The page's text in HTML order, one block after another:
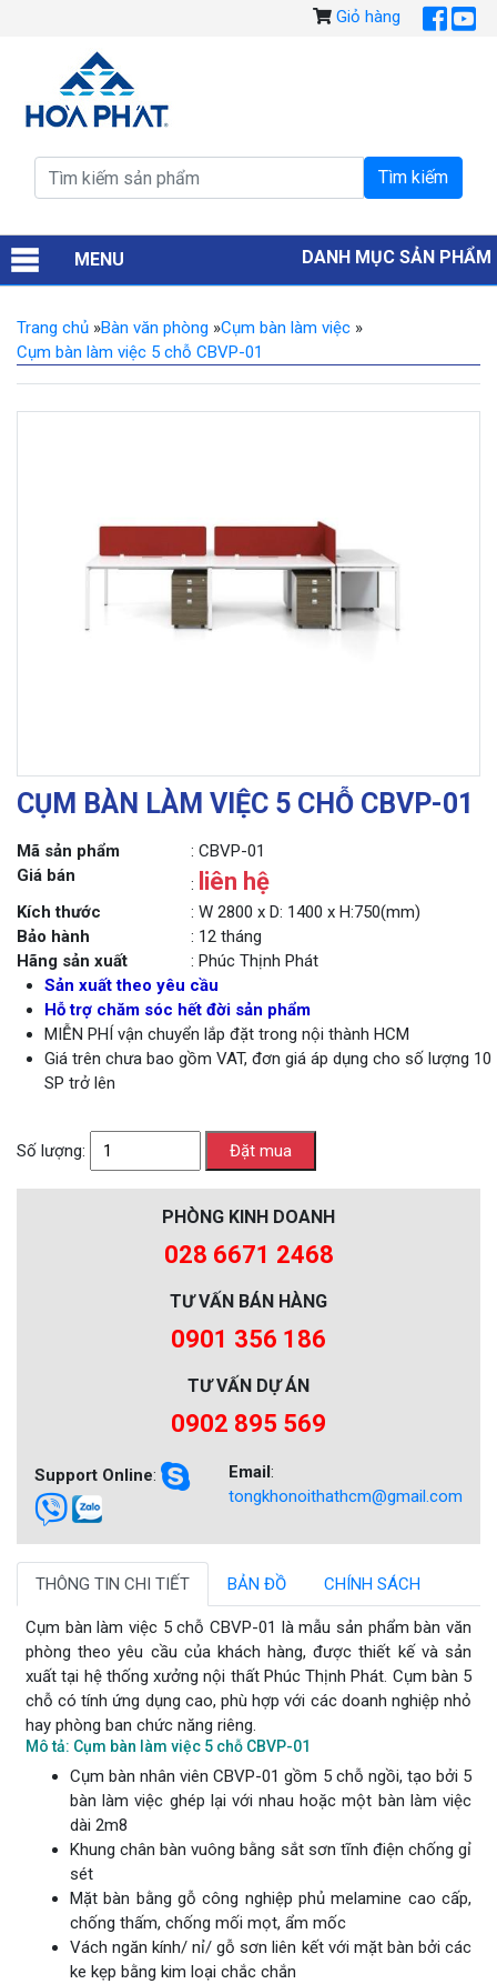
Giỏ hàng
MENU DANH MỤC SẢN PHẨM
Trang chủ »Bàn văn phòng »Cụm bàn làm việc »
Cụm bàn làm việc 5 chỗ CBVP-01
CỤM BÀN LÀM VIỆC 5 CHỖ CBVP-01
Mã sản phẩm
: CBVP-01
Giá bán
: liên hệ
Kích thước
: W 2800 x D: 1400 x H:750(mm)
Bảo hành
: 12 tháng
Hãng sản xuất
: Phúc Thịnh Phát
Sản xuất theo yêu cầu
Hỗ trợ chăm sóc hết đời sản phẩm
MIỄN PHÍ vận chuyển lắp đặt trong nội thành HCM
Giá trên chưa bao gồm VAT, đơn giá áp dụng cho số lượng 10
SP trở lên
Số lượng:
PHÒNG KINH DOANH
028 6671 2468
TƯ VẤN BÁN HÀNG
0901 356 186
TƯ VẤN DỰ ÁN
0902 895 569
Support Online: Email:
tongkhonoithathcm@gmail.com
THÔNG TIN CHI TIẾT BẢN ĐỒ CHÍNH SÁCH
Cụm bàn làm việc 5 chỗ CBVP-01 là mẫu sản phẩm bàn văn
phòng theo yêu cầu của khách hàng, được thiết kế và sản
xuất tại hệ thống xưởng nội thất Phúc Thịnh Phát. Cụm bàn 5
chỗ có tính ứng dụng cao, phù hợp với các doanh nghiệp nhỏ
hay phòng ban chức năng riêng.
Mô tả: Cụm bàn làm việc 5 chỗ CBVP-01
Cụm bàn nhân viên CBVP-01 gồm 5 chỗ ngồi, tạo bởi 5
bàn làm việc ghép lại với nhau hoặc một bàn làm việc
dài 2m8
Khung chân bàn vuông bằng sắt sơn tĩnh điện chống gỉ
sét
Mặt bàn bằng gỗ công nghiệp phủ melamine cao cấp,
chống thấm, chống mối mọt, ẩm mốc
Vách ngăn kính/ nỉ/ gỗ sơn liên kết với mặt bàn bởi các
ke kẹp bằng kim loại chắc chắn